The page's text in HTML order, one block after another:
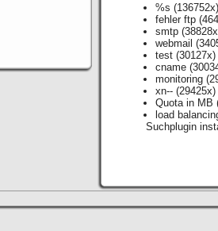
%s
fehler ftp
smtp
webmail
test (30127x)
cname
monitoring
xn-- (29425x)
Quota in MB
load
Suchplugin